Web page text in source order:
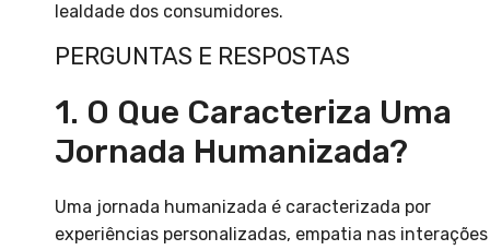
lealdade dos consumidores.
PERGUNTAS E RESPOSTAS
1. O Que Caracteriza Uma
Jornada Humanizada?
Uma jornada humanizada é caracterizada por
experiências personalizadas, empatia nas interações